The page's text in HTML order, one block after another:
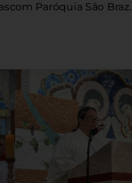
Paróquia São Braz.